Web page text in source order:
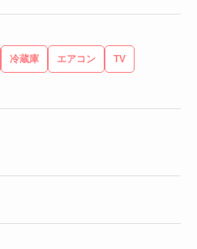
冷蔵庫 エアコン TV